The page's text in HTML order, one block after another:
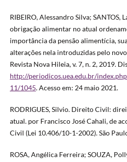
RIBEIRO, Alessandro Silva; SANTOS,
obrigação alimentar no atual
importância da pensão alimentícia,
alterações nela introduzidas pelo
Revista Nova Hileia, v. 7, n. 2, 2019.
http://periodicos.uea.edu.br/
11/1045. Acesso em: 24 maio 2021.
RODRIGUES, Silvio. Direito Civil:
atual. por Francisco José Cahali, de
Civil (Lei 10.406/10-1-2002). São
ROSA, Angélica Ferreira; SOUZA,